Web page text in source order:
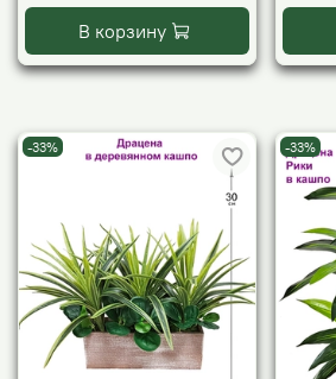
В корзину
-33% -33%